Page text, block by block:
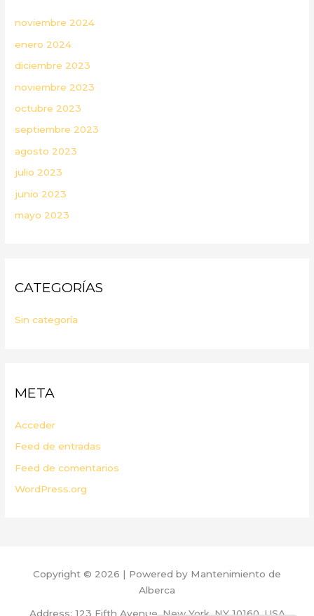
noviembre 2024
enero 2024
diciembre 2023
noviembre 2023
octubre 2023
septiembre 2023
agosto 2023
julio 2023
junio 2023
mayo 2023
CATEGORÍAS
Sin categoría
META
Acceder
Feed de entradas
Feed de comentarios
WordPress.org
Copyright © 2026 | Powered by Mantenimiento de
Alberca
Address: 123 Fifth Avenue, New York, NY 10160, USA